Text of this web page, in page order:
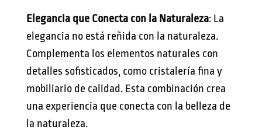
Elegancia que Conecta con la Naturaleza: La
elegancia no está reñida con la naturaleza.
Complementa los elementos naturales con
detalles sofisticados, como cristalería fina y
mobiliario de calidad. Esta combinación crea
una experiencia que conecta con la belleza de
la naturaleza.